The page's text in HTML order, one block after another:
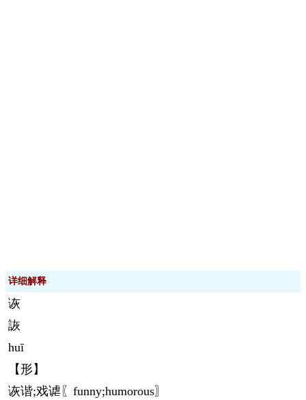
详细解释
诙
詼
huī
【形】
诙谐;戏谑〖funny;humorous〗